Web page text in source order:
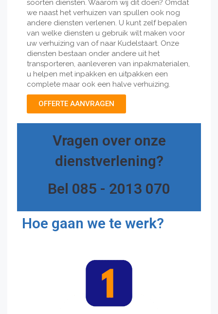
soorten diensten. Waarom wij dit doen? Omdat
we naast het verhuizen van spullen ook nog
andere diensten verlenen. U kunt zelf bepalen
van welke diensten u gebruik wilt maken voor
uw verhuizing van of naar Kudelstaart. Onze
diensten bestaan onder andere uit het
transporteren, aanleveren van inpakmaterialen,
u helpen met inpakken en uitpakken een
complete maar ook een halve verhuizing.
OFFERTE AANVRAGEN
Vragen over onze
dienstverlening?
Bel 085 - 2013 070
Hoe gaan we te werk?